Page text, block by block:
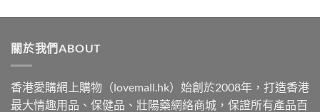
$489
關於我們ABOUT
香港愛購網上購物（lovemall.hk）始創於2008年，打造香港
最大情趣用品、保健品、壯陽藥網絡商城，保證所有產品百